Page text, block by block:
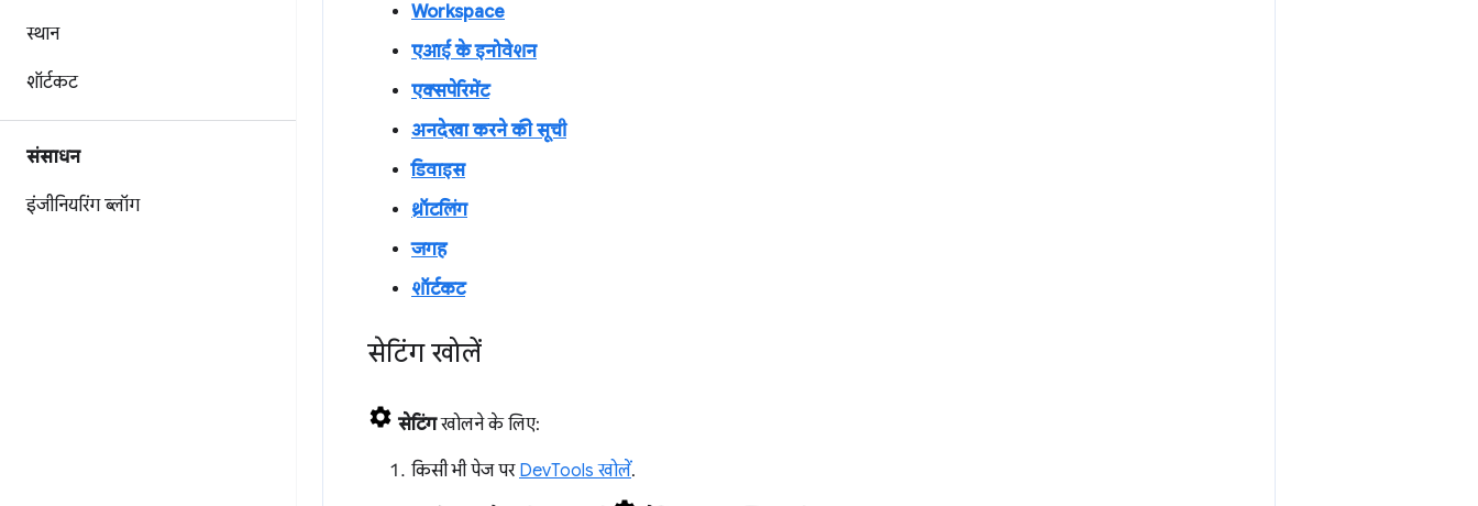
स्थान
शॉर्टकट
संसाधन
इंजीनियरिंग ब्लॉग
Workspace
एआई के इनोवेशन
एक्सपेरिमेंट
अनदेखा करने की सूची
डिवाइस
थ्रॉटलिंग
जगह
शॉर्टकट
सेटिंग खोलें
सेटिंगखोलने के लिए:
किसी भी पेज पर DevTools खोलें.